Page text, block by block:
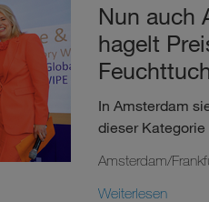
Nun auch
hagelt
In Amsterdam
dieser
Amsterdam/
Weiterlesen